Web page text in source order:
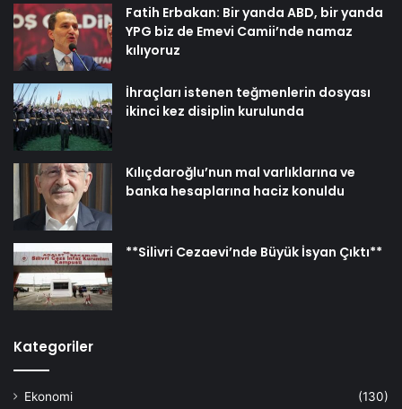
Fatih Erbakan: Bir yanda ABD, bir yanda
YPG biz de Emevi Camii’nde namaz
kılıyoruz
İhraçları istenen teğmenlerin dosyası
ikinci kez disiplin kurulunda
Kılıçdaroğlu’nun mal varlıklarına ve
banka hesaplarına haciz konuldu
**Silivri Cezaevi’nde Büyük İsyan Çıktı**
Kategoriler
Ekonomi
(130)